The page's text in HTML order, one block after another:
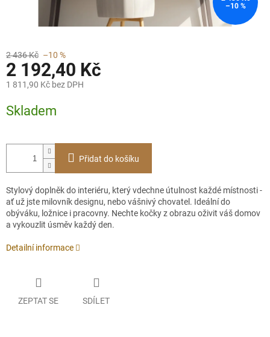
–10 %
2 436 Kč –10 %
2 192,40 Kč
1 811,90 Kč bez DPH
cena:
Skladem
Přidat do košíku
Stylový doplněk do interiéru, který vdechne útulnost každé místnosti -
ať už jste milovník designu, nebo vášnivý chovatel. Ideální do
obýváku, ložnice i pracovny. Nechte kočky z obrazu oživit váš domov
a vykouzlit úsměv každý den.
Detailní informace
ZEPTAT SE SDÍLET